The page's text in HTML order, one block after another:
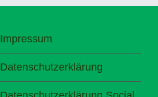
Impressum
Datenschutzerklärung